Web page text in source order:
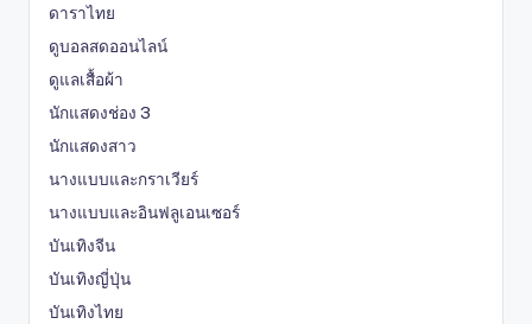
ดาราไทย
ดูบอลสดออนไลน์
ดูแลเสื้อผ้า
นักแสดงช่อง 3
นักแสดงสาว
นางแบบและกราเวียร์
นางแบบและอินฟลูเอนเซอร์
บันเทิงจีน
บันเทิงญี่ปุ่น
บันเทิงไทย